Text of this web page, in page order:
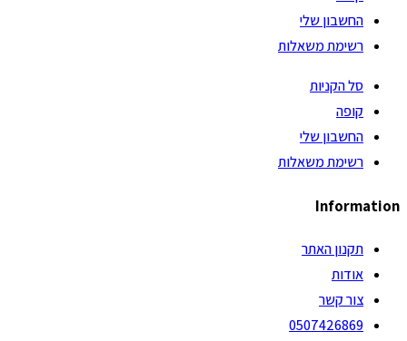
החשבון שלי
רשימת משאלות
סל הקניות
קופה
החשבון שלי
רשימת משאלות
Information
תקנון האתר
אודות
צור קשר
0507426869